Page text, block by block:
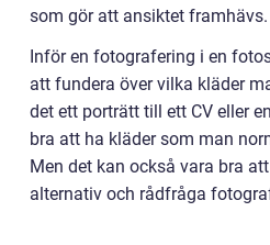
som gör att ansiktet framhävs.
Inför en fotografering i en
att fundera över vilka kläder
det ett porträtt till ett CV eller
bra att ha kläder som man
Men det kan också vara bra
alternativ och rådfråga